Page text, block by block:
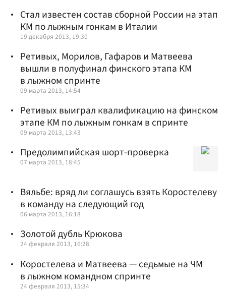
Стал известен состав сборной России на этап
КМ по лыжным гонкам в Италии
19 декабря 2013, 19:30
Ретивых, Морилов, Гафаров и Матвеева
вышли в полуфинал финского этапа КМ
в лыжном спринте
09 марта 2013, 14:54
Ретивых выиграл квалификацию на финском
этапе КМ по лыжным гонкам в спринте
09 марта 2013, 13:43
Предолимпийская шорт-проверка
07 марта 2013, 18:45
Вяльбе: вряд ли соглашусь взять Коростелеву
в команду на следующий год
06 марта 2013, 16:18
Золотой дубль Крюкова
24 февраля 2013, 16:28
Коростелева и Матвеева — седьмые на ЧМ
в лыжном командном спринте
24 февраля 2013, 15:34